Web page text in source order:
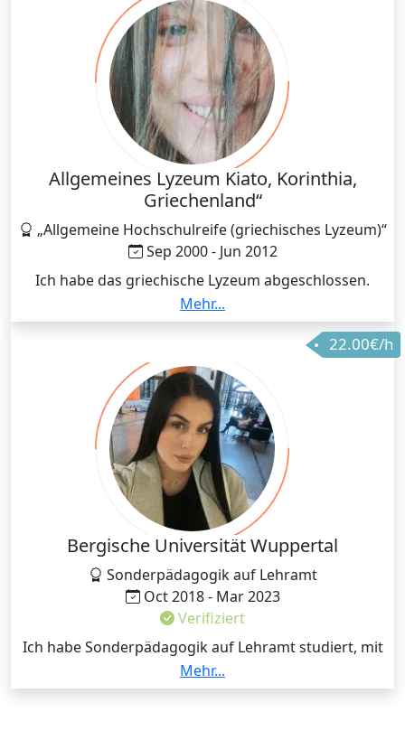
Allgemeines Lyzeum Kiato, Korinthia,
Griechenland“
„Allgemeine Hochschulreife (griechisches Lyzeum)“
Sep 2000 - Jun 2012
Ich habe das griechische Lyzeum abgeschlossen.
Während der Schulzeit habe ich Griechisch, Literatur,
Geschichte und Fremdsprachen gelernt. Mein
Abschluss entspricht der allgemeinen Hochschulreife.
Mehr...
22.00€/h
Bergische Universität Wuppertal
Sonderpädagogik auf Lehramt
Oct 2018 - Mar 2023
Verifiziert
Ich habe Sonderpädagogik auf Lehramt studiert, mit
den Fächern Deutsch und Mathematik und mit den
Förderschwerpunkten Lernen und emotionale und
Mehr...